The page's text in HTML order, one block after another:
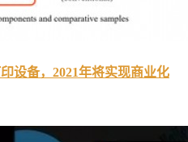
设备，2021年将实现商业化